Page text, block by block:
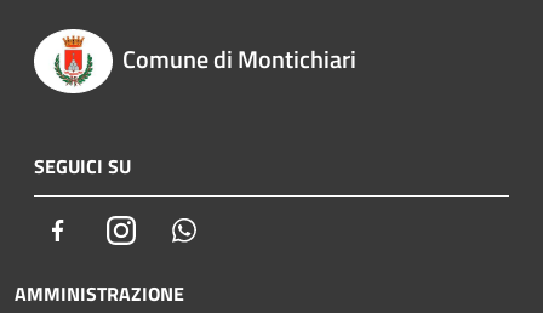
Comune di Montichiari
SEGUICI SU
FacebookInstagram
AMMINISTRAZIONE